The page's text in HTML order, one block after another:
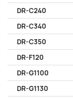
DR-C240
DR-C340
DR-C350
DR-F120
DR-G1100
DR-G1130